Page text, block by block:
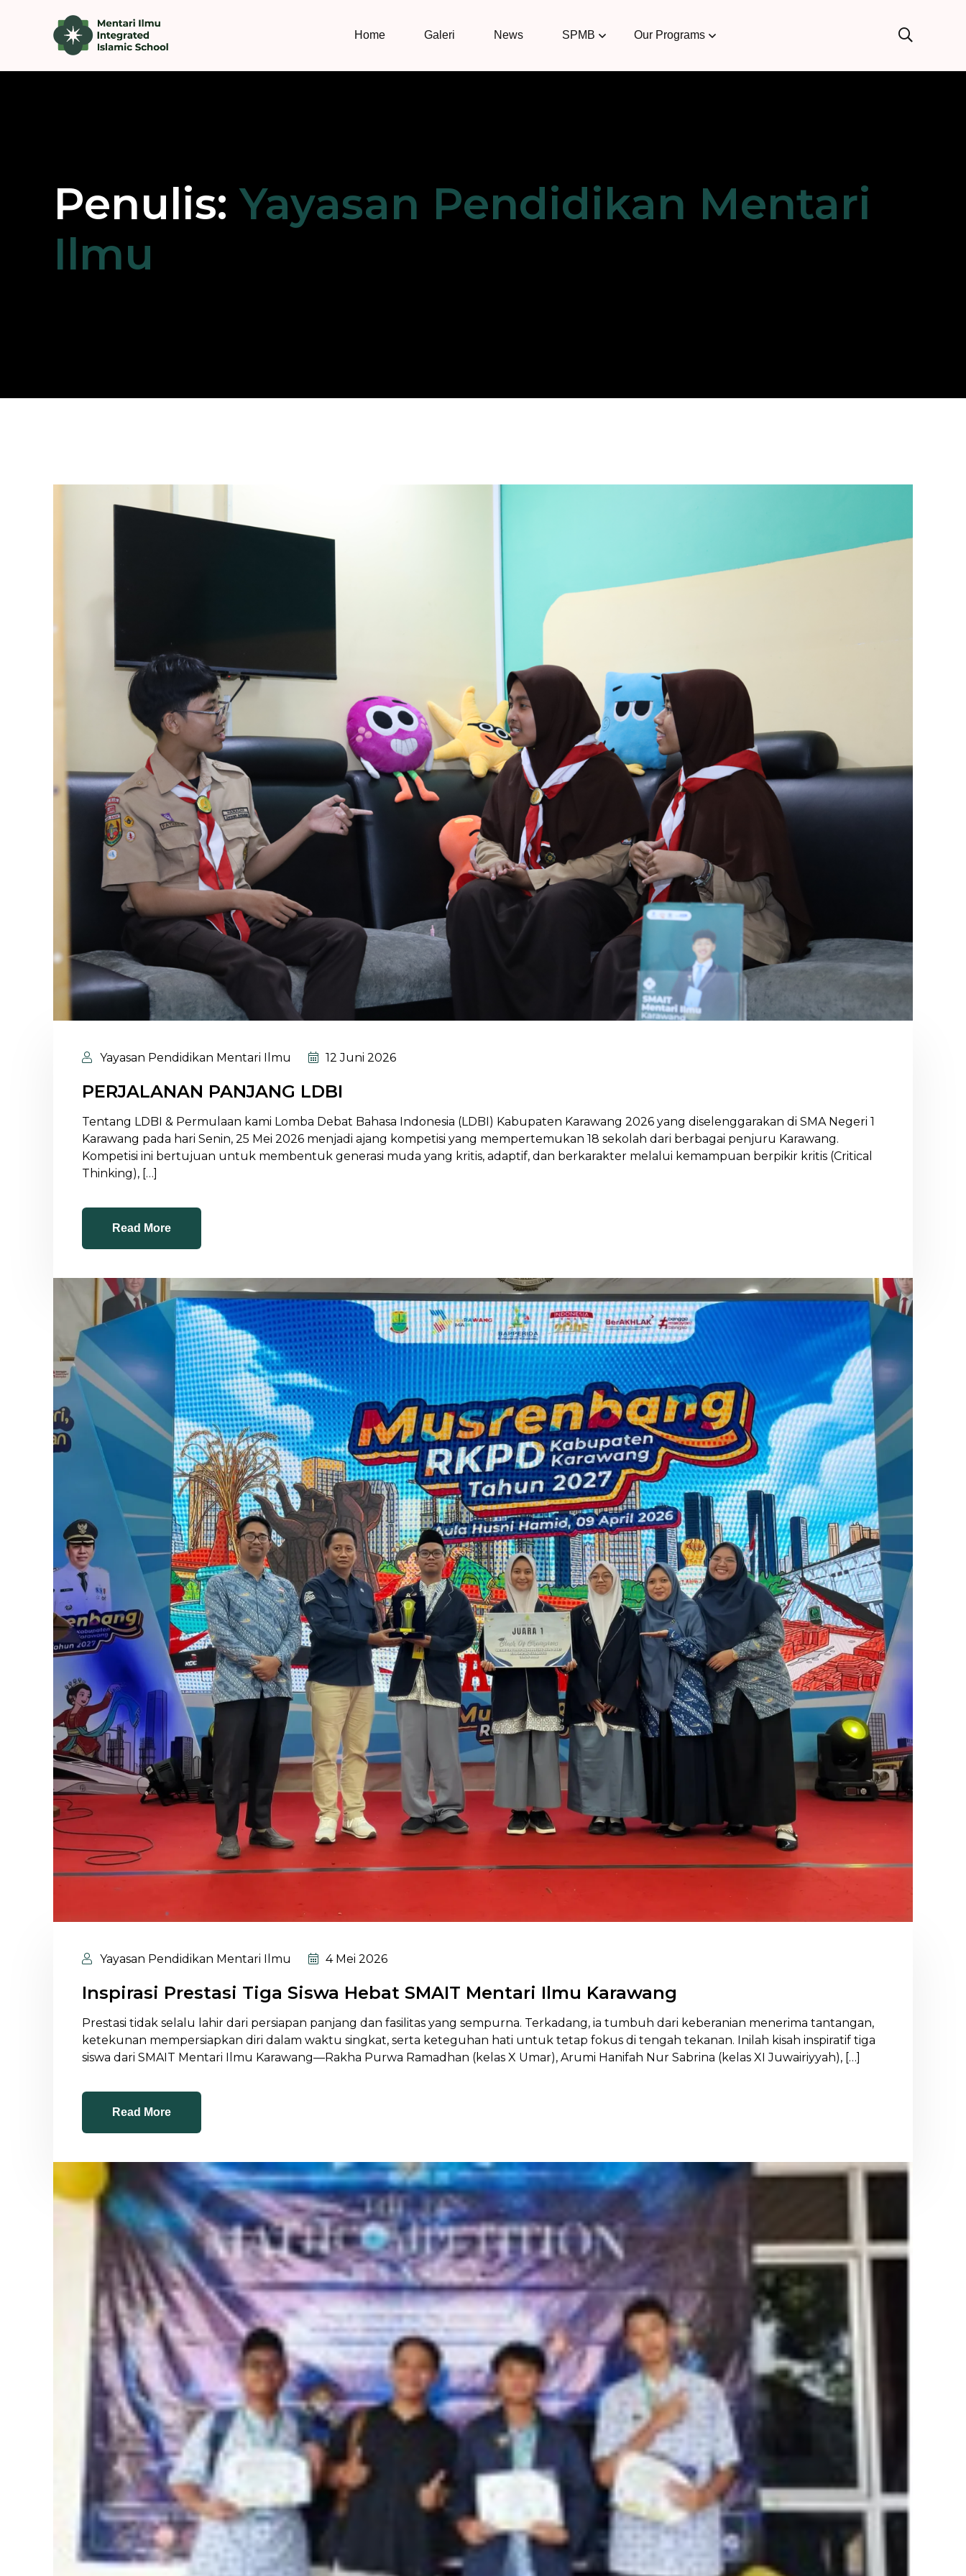
Home Galeri News SPMB Our Programs
Penulis: Yayasan Pendidikan Mentari
Ilmu
Yayasan Pendidikan Mentari Ilmu 12 Juni 2026
PERJALANAN PANJANG LDBI
Tentang LDBI & Permulaan kami Lomba Debat Bahasa Indonesia (LDBI) Kabupaten Karawang 2026 yang diselenggarakan di SMA Negeri 1
Karawang pada hari Senin, 25 Mei 2026 menjadi ajang kompetisi yang mempertemukan 18 sekolah dari berbagai penjuru Karawang.
Kompetisi ini bertujuan untuk membentuk generasi muda yang kritis, adaptif, dan berkarakter melalui kemampuan berpikir kritis (Critical
Thinking), […]
Read More
Yayasan Pendidikan Mentari Ilmu 4 Mei 2026
Inspirasi Prestasi Tiga Siswa Hebat SMAIT Mentari Ilmu Karawang
Prestasi tidak selalu lahir dari persiapan panjang dan fasilitas yang sempurna. Terkadang, ia tumbuh dari keberanian menerima tantangan,
ketekunan mempersiapkan diri dalam waktu singkat, serta keteguhan hati untuk tetap fokus di tengah tekanan. Inilah kisah inspiratif tiga
siswa dari SMAIT Mentari Ilmu Karawang—Rakha Purwa Ramadhan (kelas X Umar), Arumi Hanifah Nur Sabrina (kelas XI Juwairiyyah), […]
Read More